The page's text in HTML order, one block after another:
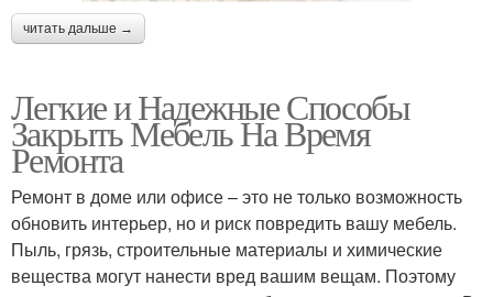
читать дальше →
Легкие и Надежные Способы
Закрыть Мебель На Время
Ремонта
Ремонт в доме или офисе – это не только возможность
обновить интерьер, но и риск повредить вашу мебель.
Пыль, грязь, строительные материалы и химические
вещества могут нанести вред вашим вещам. Поэтому